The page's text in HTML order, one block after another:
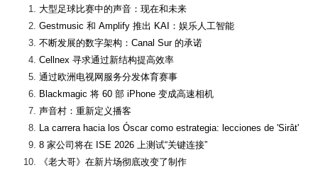
大型足球比赛中的声音：现在和未来
Gestmusic 和 Amplify 推出 KAI：娱乐人工智能
不断发展的数字架构：Canal Sur 的承诺
Cellnex 寻求通过新结构提高效率
通过欧洲电视网服务分发体育赛事
Blackmagic 将 60 部 iPhone 变成高速相机
声音村：重新定义播客
La carrera hacia los Óscar como estrategia: lecciones de 'Sirât'
8 家公司将在 ISE 2026 上测试“关键连接”
《老大哥》在新片场彻底改变了制作